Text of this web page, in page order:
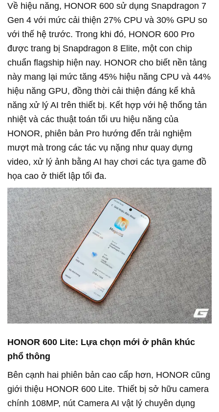
Về hiệu năng, HONOR 600 sử dụng Snapdragon 7
Gen 4 với mức cải thiện 27% CPU và 30% GPU so
với thế hệ trước. Trong khi đó, HONOR 600 Pro
được trang bị Snapdragon 8 Elite, một con chip
chuẩn flagship hiện nay. HONOR cho biết nền tảng
này mang lại mức tăng 45% hiệu năng CPU và 44%
hiệu năng GPU, đồng thời cải thiện đáng kể khả
năng xử lý AI trên thiết bị. Kết hợp với hệ thống tản
nhiệt và các thuật toán tối ưu hiệu năng của
HONOR, phiên bản Pro hướng đến trải nghiệm
mượt mà trong các tác vụ nặng như quay dựng
video, xử lý ảnh bằng AI hay chơi các tựa game đồ
họa cao ở thiết lập tối đa.
HONOR 600 Lite: Lựa chọn mới ở phân khúc
phổ thông
Bên cạnh hai phiên bản cao cấp hơn, HONOR cũng
giới thiệu HONOR 600 Lite. Thiết bị sở hữu camera
chính 108MP, nút Camera AI vật lý chuyên dụng